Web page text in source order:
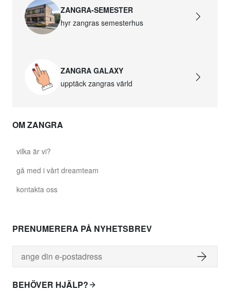
ZANGRA-SEMESTER
hyr zangras semesterhus
ZANGRA GALAXY
upptäck zangras värld
OM ZANGRA
vilka är vi?
gå med i vårt dreamteam
kontakta oss
PRENUMERERA PÅ NYHETSBREV
BEHÖVER HJÄLP?